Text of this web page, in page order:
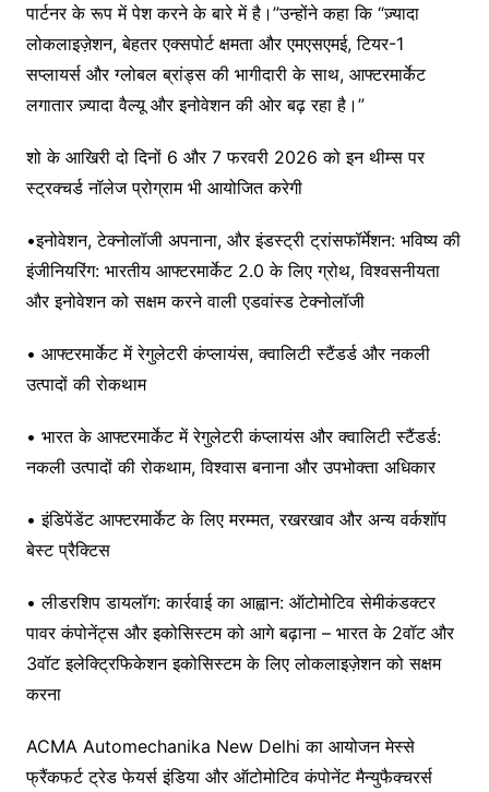
पार्टनर के रूप में पेश करने के बारे में है।”उन्होंने कहा कि “ज़्यादा
लोकलाइज़ेशन, बेहतर एक्सपोर्ट क्षमता और एमएसएमई, टियर-1
सप्लायर्स और ग्लोबल ब्रांड्स की भागीदारी के साथ, आफ्टरमार्केट
लगातार ज़्यादा वैल्यू और इनोवेशन की ओर बढ़ रहा है।”
शो के आखिरी दो दिनों 6 और 7 फरवरी 2026 को इन थीम्स पर
स्ट्रक्चर्ड नॉलेज प्रोग्राम भी आयोजित करेगी
•इनोवेशन, टेक्नोलॉजी अपनाना, और इंडस्ट्री ट्रांसफॉर्मेशन: भविष्य की
इंजीनियरिंग: भारतीय आफ्टरमार्केट 2.0 के लिए ग्रोथ, विश्वसनीयता
और इनोवेशन को सक्षम करने वाली एडवांस्ड टेक्नोलॉजी
• आफ्टरमार्केट में रेगुलेटरी कंप्लायंस, क्वालिटी स्टैंडर्ड और नकली
उत्पादों की रोकथाम
• भारत के आफ्टरमार्केट में रेगुलेटरी कंप्लायंस और क्वालिटी स्टैंडर्ड:
नकली उत्पादों की रोकथाम, विश्वास बनाना और उपभोक्ता अधिकार
• इंडिपेंडेंट आफ्टरमार्केट के लिए मरम्मत, रखरखाव और अन्य वर्कशॉप
बेस्ट प्रैक्टिस
• लीडरशिप डायलॉग: कार्रवाई का आह्वान: ऑटोमोटिव सेमीकंडक्टर
पावर कंपोनेंट्स और इकोसिस्टम को आगे बढ़ाना – भारत के 2वॉट और
3वॉट इलेक्ट्रिफिकेशन इकोसिस्टम के लिए लोकलाइज़ेशन को सक्षम
करना
ACMA Automechanika New Delhi का आयोजन मेस्से
फ्रैंकफर्ट ट्रेड फेयर्स इंडिया और ऑटोमोटिव कंपोनेंट मैन्युफैक्चरर्स